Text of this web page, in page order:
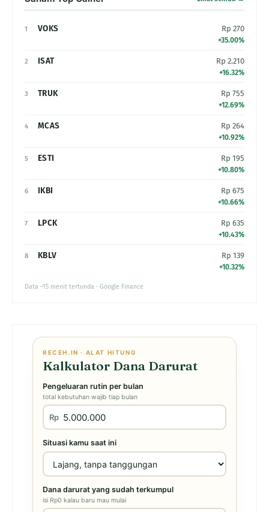
1 VOKS Rp 270
+35.00%
2 ISAT Rp 2.210
+16.32%
3 TRUK Rp 755
+12.69%
4 MCAS Rp 264
+10.92%
5 ESTI Rp 195
+10.80%
6 IKBI Rp 675
+10.66%
7 LPCK Rp 635
+10.43%
8 KBLV Rp 139
+10.32%
Data ~15 menit tertunda · Google Finance
RECEH.IN · ALAT HITUNG
Kalkulator Dana Darurat
Pengeluaran rutin per bulan
total kebutuhan wajib tiap bulan
Rp
Situasi kamu saat ini
Dana darurat yang sudah terkumpul
isi Rp0 kalau baru mau mulai